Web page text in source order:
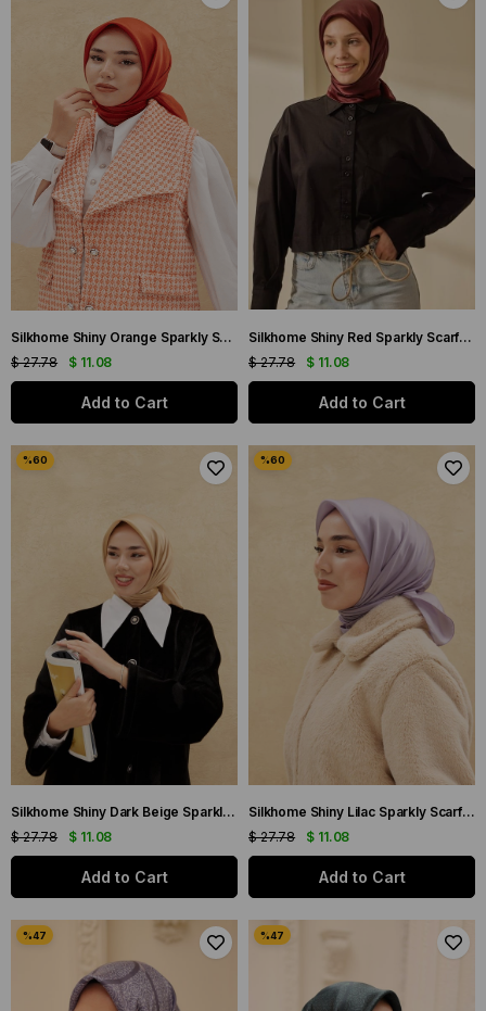
Silkhome Shiny Orange Sparkly Scarf 32737
$ 11.08
$ 27.78
Add to Cart
Silkhome Shiny Red Sparkly Scarf 32738
$ 11.08
$ 27.78
Add to Cart
Silkhome Shiny Dark Beige Sparkly Scarf 32739
$ 11.08
$ 27.78
Add to Cart
Silkhome Shiny Lilac Sparkly Scarf 32742
$ 11.08
$ 27.78
Add to Cart